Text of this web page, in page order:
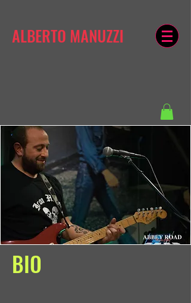
ALBERTO MANUZZI
BIO